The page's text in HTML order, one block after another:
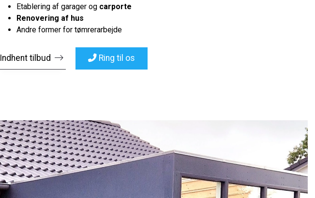
Etablering af garager og carporte
Renovering af hus
Andre former for tømrerarbejde
Indhent tilbud Ring til os